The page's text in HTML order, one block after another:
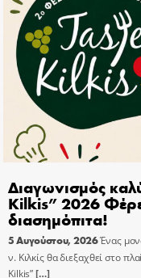
Διαγωνισμός
Kilkis” 2026 Φέρε
διασημόπιτα!
5 Αυγούστου, 2026Ένας
ν. Κιλκίς θα διεξαχθεί στο
Kilkis”[…]